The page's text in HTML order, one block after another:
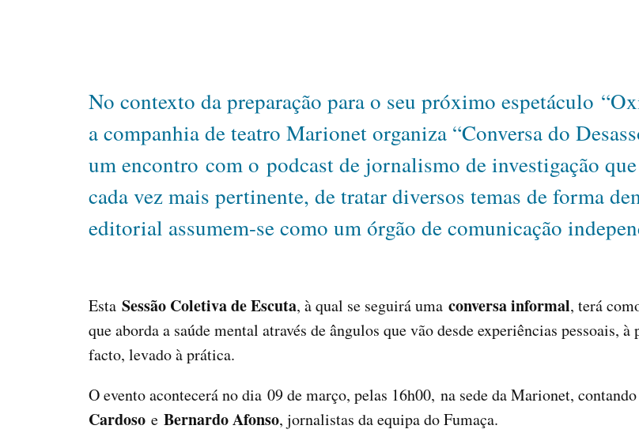
No contexto da preparação para o seu próximo espetáculo
a companhia de teatro Marionet organiza “Conversa do
um encontro com o podcast de jornalismo de investigação
cada vez mais pertinente, de tratar diversos temas de forma
editorial assumem-se como um órgão de comunicação
Esta Sessão Coletiva de Escuta, à qual se seguirá uma conversa informal, terá
que aborda a saúde mental através de ângulos que vão desde experiências pessoais,
facto, levado à prática.
O evento acontecerá no dia 09 de março, pelas 16h00, na sede da Marionet,
Cardoso e Bernardo Afonso, jornalistas da equipa do Fumaça.